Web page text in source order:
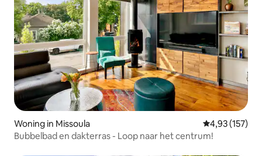
Woning in Missoula Gemiddelde
4,93 (157)
Bubbelbad en dakterras - Loop naar het centrum!